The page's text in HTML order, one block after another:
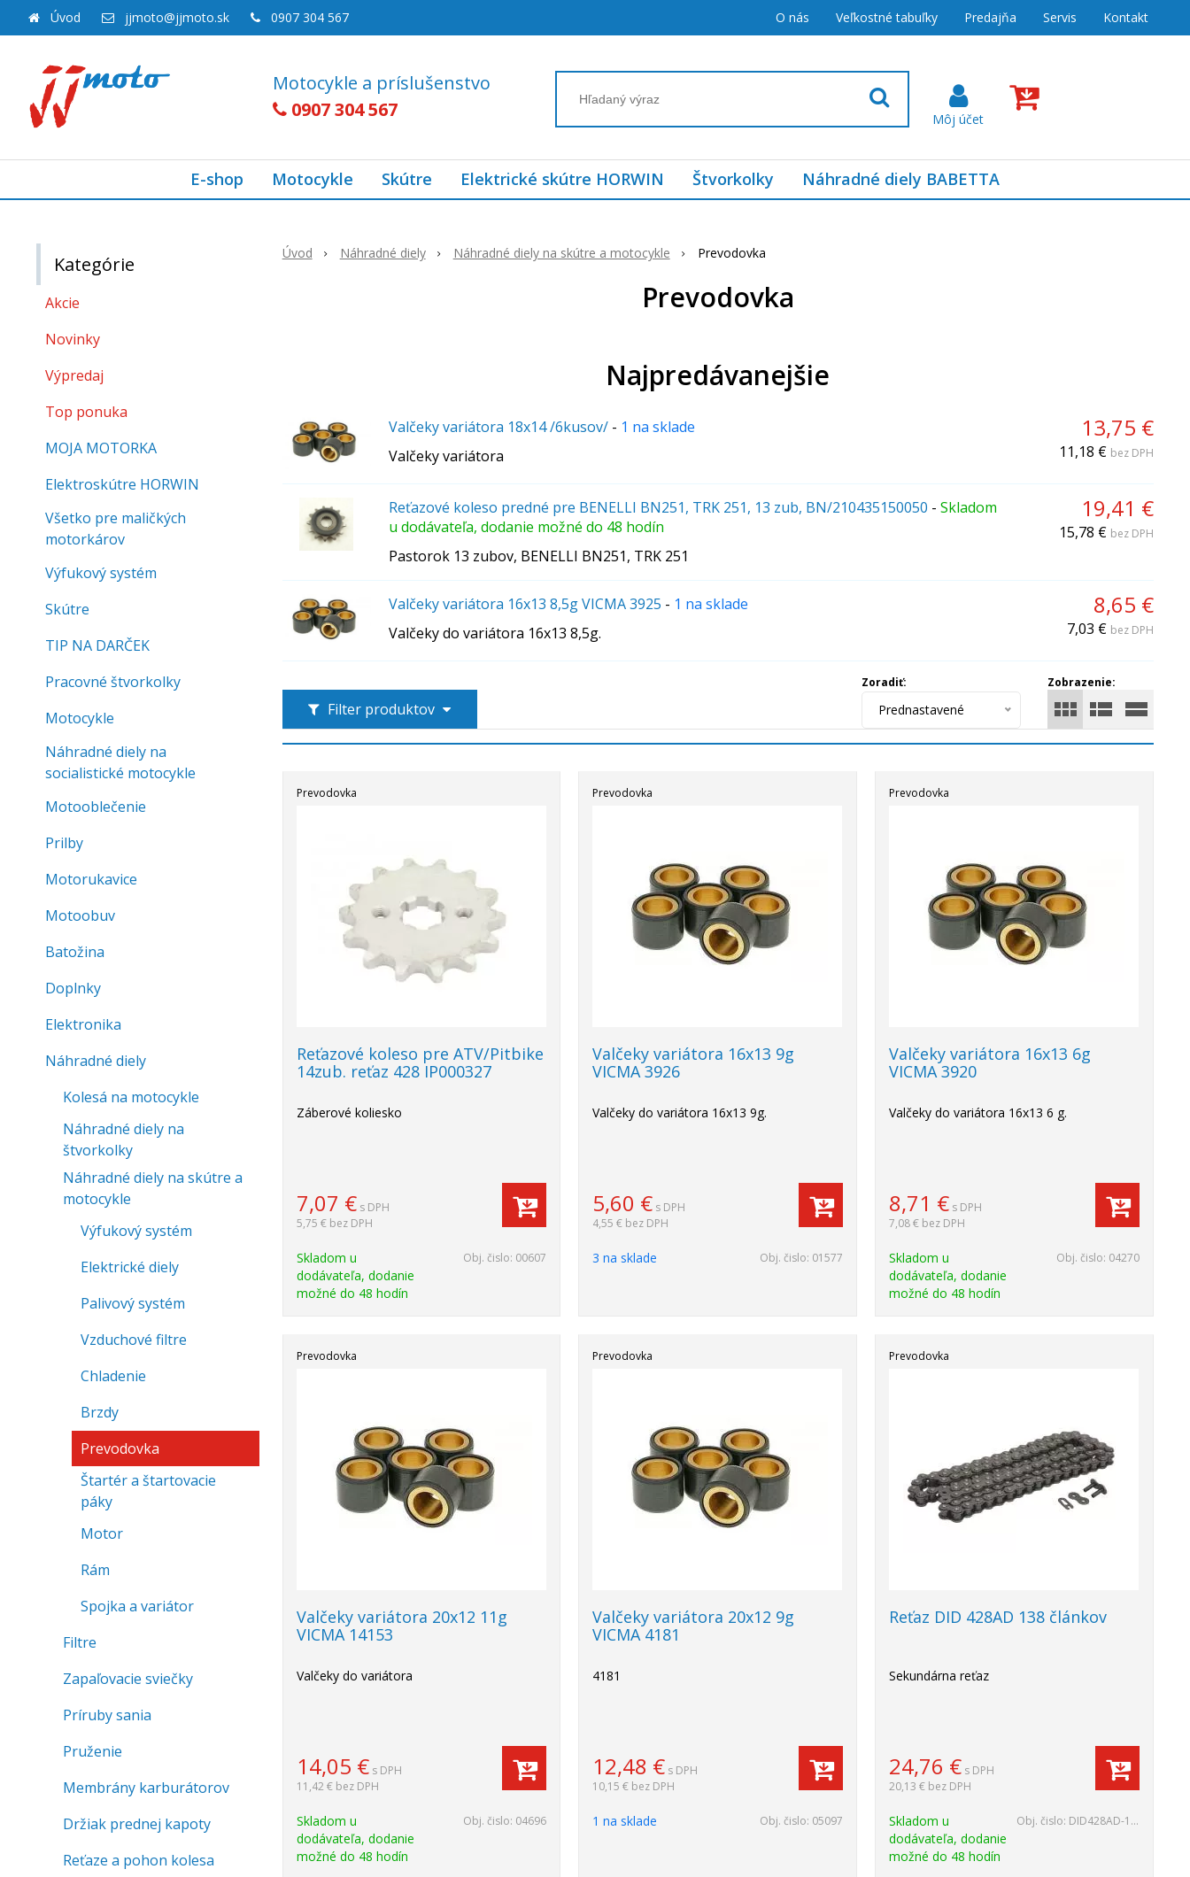
Motocykle a príslušenstvo
0907 304 567
Úvod jjmoto@jjmoto.sk 0907 304 567 O nás Veľkostné tabuľky Predajňa Servis Kontakt
E-shop Motocykle Skútre Elektrické skútre HORWIN Štvorkolky Náhradné diely BABETTA
Úvod Náhradné diely Náhradné diely na skútre a motocykle Prevodovka
Prevodovka
Najpredávanejšie
Valčeky variátora 18x14 /6kusov/- 1 na sklade
Valčeky variátora
13,75 €
11,18 € bez DPH
Reťazové koleso predné pre BENELLI BN251, TRK 251, 13 zub, BN/210435150050 - Skladom
u dodávateľa, dodanie možné do 48 hodín
Pastorok 13 zubov, BENELLI BN251, TRK 251
19,41 €
15,78 € bez DPH
Valčeky variátora 16x13 8,5g VICMA 3925 - 1 na sklade
Valčeky do variátora 16x13 8,5g.
8,65 €
7,03 € bez DPH
Filter produktov
Zobrazenie:
Zoradiť:
Prednastavené
Prevodovka
Reťazové koleso pre ATV/Pitbike
14zub. reťaz 428 IP000327
Záberové koliesko
7,07 € s DPH
5,75 € bez DPH
Skladom u
dodávateľa, dodanie
možné do 48 hodín
Obj. čislo: 00607
Prevodovka
Valčeky variátora 16x13 9g
VICMA 3926
Valčeky do variátora 16x13 9g.
5,60 € s DPH
4,55 € bez DPH
3 na sklade Obj. čislo: 01577
Prevodovka
Valčeky variátora 16x13 6g
VICMA 3920
Valčeky do variátora 16x13 6 g.
8,71 € s DPH
7,08 € bez DPH
Skladom u
dodávateľa, dodanie
možné do 48 hodín
Obj. čislo: 04270
Prevodovka
Valčeky variátora 20x12 11g
VICMA 14153
Valčeky do variátora
14,05 € s DPH
11,42 € bez DPH
Skladom u
dodávateľa, dodanie
možné do 48 hodín
Obj. čislo: 04696
Prevodovka
Valčeky variátora 20x12 9g
VICMA 4181
4181
12,48 € s DPH
10,15 € bez DPH
1 na sklade Obj. čislo: 05097
Prevodovka
Reťaz DID 428AD 138 článkov
Sekundárna reťaz
24,76 € s DPH
20,13 € bez DPH
Skladom u
dodávateľa, dodanie
možné do 48 hodín
Obj. čislo: DID428AD-138
Kategórie
Akcie
Novinky
Výpredaj
Top ponuka
MOJA MOTORKA
Elektroskútre HORWIN
Všetko pre maličkých
motorkárov
Výfukový systém
Skútre
TIP NA DARČEK
Pracovné štvorkolky
Motocykle
Náhradné diely na
socialistické motocykle
Motooblečenie
Prilby
Motorukavice
Motoobuv
Batožina
Doplnky
Elektronika
Náhradné diely
Kolesá na motocykle
Náhradné diely na
štvorkolky
Náhradné diely na skútre a
motocykle
Výfukový systém
Elektrické diely
Palivový systém
Vzduchové filtre
Chladenie
Brzdy
Prevodovka
Štartér a štartovacie
páky
Motor
Rám
Spojka a variátor
Filtre
Zapaľovacie sviečky
Príruby sania
Pruženie
Membrány karburátorov
Držiak prednej kapoty
Reťaze a pohon kolesa